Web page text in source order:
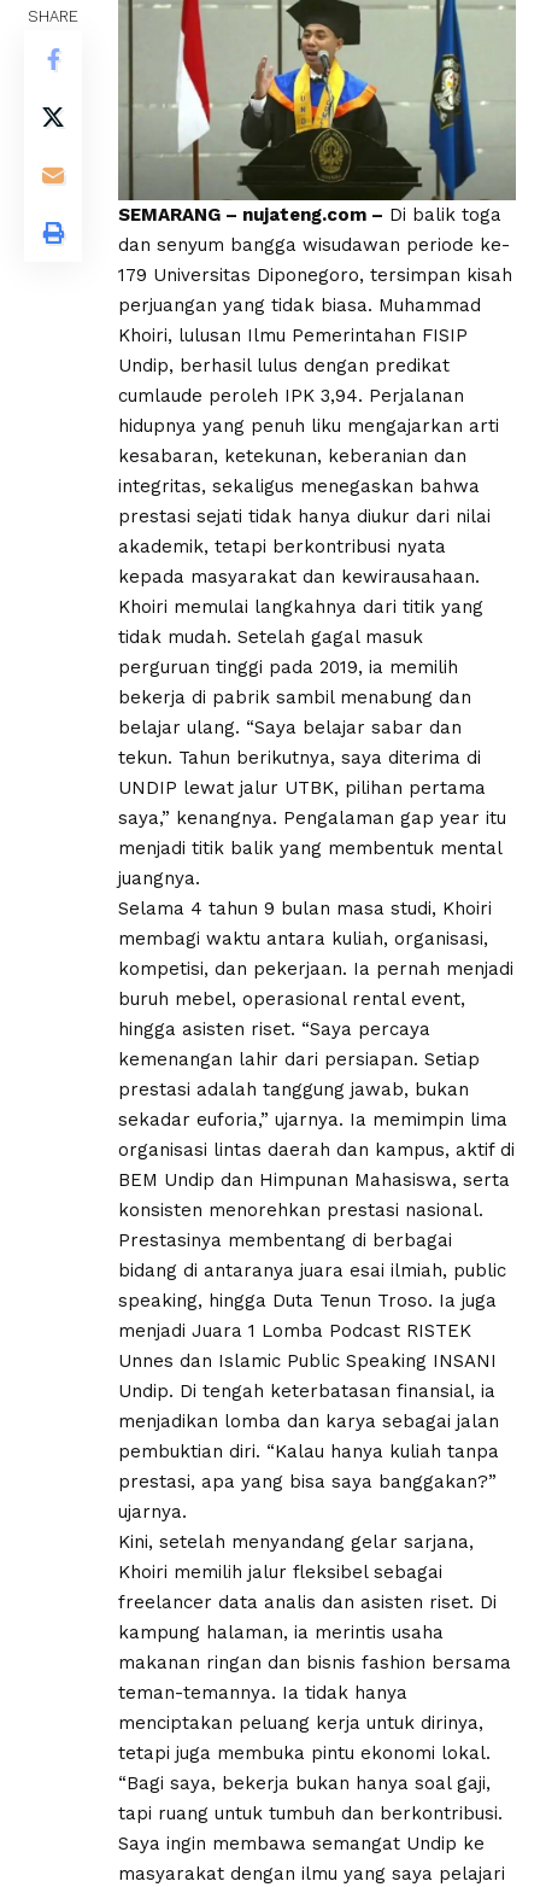
SHARE
SEMARANG – nujateng.com – Di balik toga
dan senyum bangga wisudawan periode ke-
179 Universitas Diponegoro, tersimpan kisah
perjuangan yang tidak biasa. Muhammad
Khoiri, lulusan Ilmu Pemerintahan FISIP
Undip, berhasil lulus dengan predikat
cumlaude peroleh IPK 3,94. Perjalanan
hidupnya yang penuh liku mengajarkan arti
kesabaran, ketekunan, keberanian dan
integritas, sekaligus menegaskan bahwa
prestasi sejati tidak hanya diukur dari nilai
akademik, tetapi berkontribusi nyata
kepada masyarakat dan kewirausahaan.
Khoiri memulai langkahnya dari titik yang
tidak mudah. Setelah gagal masuk
perguruan tinggi pada 2019, ia memilih
bekerja di pabrik sambil menabung dan
belajar ulang. “Saya belajar sabar dan
tekun. Tahun berikutnya, saya diterima di
UNDIP lewat jalur UTBK, pilihan pertama
saya,” kenangnya. Pengalaman gap year itu
menjadi titik balik yang membentuk mental
juangnya.
Selama 4 tahun 9 bulan masa studi, Khoiri
membagi waktu antara kuliah, organisasi,
kompetisi, dan pekerjaan. Ia pernah menjadi
buruh mebel, operasional rental event,
hingga asisten riset. “Saya percaya
kemenangan lahir dari persiapan. Setiap
prestasi adalah tanggung jawab, bukan
sekadar euforia,” ujarnya. Ia memimpin lima
organisasi lintas daerah dan kampus, aktif di
BEM Undip dan Himpunan Mahasiswa, serta
konsisten menorehkan prestasi nasional.
Prestasinya membentang di berbagai
bidang di antaranya juara esai ilmiah, public
speaking, hingga Duta Tenun Troso. Ia juga
menjadi Juara 1 Lomba Podcast RISTEK
Unnes dan Islamic Public Speaking INSANI
Undip. Di tengah keterbatasan finansial, ia
menjadikan lomba dan karya sebagai jalan
pembuktian diri. “Kalau hanya kuliah tanpa
prestasi, apa yang bisa saya banggakan?”
ujarnya.
Kini, setelah menyandang gelar sarjana,
Khoiri memilih jalur fleksibel sebagai
freelancer data analis dan asisten riset. Di
kampung halaman, ia merintis usaha
makanan ringan dan bisnis fashion bersama
teman-temannya. Ia tidak hanya
menciptakan peluang kerja untuk dirinya,
tetapi juga membuka pintu ekonomi lokal.
“Bagi saya, bekerja bukan hanya soal gaji,
tapi ruang untuk tumbuh dan berkontribusi.
Saya ingin membawa semangat Undip ke
masyarakat dengan ilmu yang saya pelajari